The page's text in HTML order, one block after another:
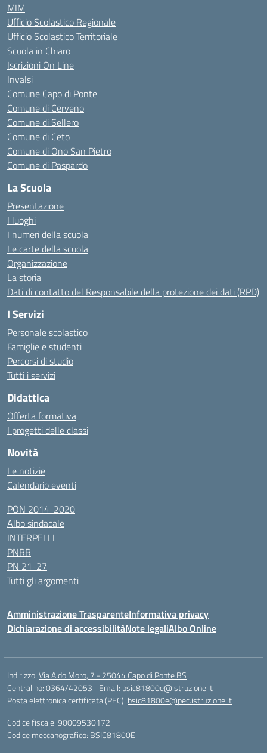
MIM
Ufficio Scolastico Regionale
Ufficio Scolastico Territoriale
Scuola in Chiaro
Iscrizioni On Line
Invalsi
Comune Capo di Ponte
Comune di Cerveno
Comune di Sellero
Comune di Ceto
Comune di Ono San Pietro
Comune di Paspardo
La Scuola
Presentazione
I luoghi
I numeri della scuola
Le carte della scuola
Organizzazione
La storia
Dati di contatto del Responsabile della protezione dei dati (RPD)
I Servizi
Personale scolastico
Famiglie e studenti
Percorsi di studio
Tutti i servizi
Didattica
Offerta formativa
I progetti delle classi
Novità
Le notizie
Calendario eventi
PON 2014-2020
Albo sindacale
INTERPELLI
PNRR
PN 21-27
Tutti gli argomenti
Amministrazione TrasparenteInformativa privacy
Dichiarazione di accessibilitàNote legaliAlbo Online
Indirizzo:Via Aldo Moro, 7 - 25044 Capo di Ponte BS
Centralino:0364/42053 Email: bsic81800e@istruzione.it
Posta elettronica certificata (PEC): bsic81800e@pec.istruzione.it
Codice fiscale: 90009530172
Codice meccanografico: BSIC81800E